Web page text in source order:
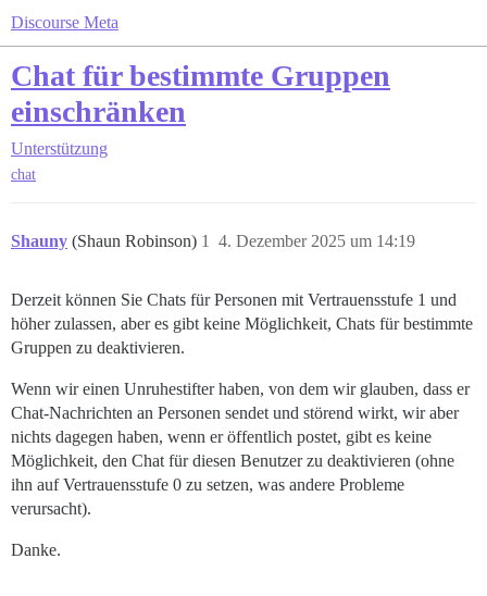
Discourse Meta
Chat für bestimmte Gruppen
einschränken
Unterstützung
chat
Shauny (Shaun Robinson) 4. Dezember 2025 um 14:19
1
Derzeit können Sie Chats für Personen mit Vertrauensstufe 1 und
höher zulassen, aber es gibt keine Möglichkeit, Chats für bestimmte
Gruppen zu deaktivieren.
Wenn wir einen Unruhestifter haben, von dem wir glauben, dass er
Chat-Nachrichten an Personen sendet und störend wirkt, wir aber
nichts dagegen haben, wenn er öffentlich postet, gibt es keine
Möglichkeit, den Chat für diesen Benutzer zu deaktivieren (ohne
ihn auf Vertrauensstufe 0 zu setzen, was andere Probleme
verursacht).
Danke.